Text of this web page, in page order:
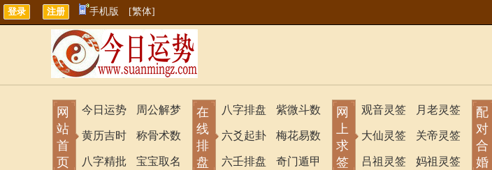
手机版 [繁体]
网
站
首
页
今日运势
黄历吉时
八字精批
周公解梦
称骨术数
宝宝取名
在
线
排
盘
八字排盘
六爻起卦
六壬排盘
紫微斗数
梅花易数
奇门遁甲
网
上
求
签
观音灵签
大仙灵签
吕祖灵签
月老灵签
关帝灵签
妈祖灵签
配
对
合
婚